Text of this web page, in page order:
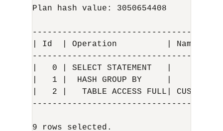
Plan hash value: 3050654408
| Id  | Operation          | Name
|   0 | SELECT STATEMENT   |
|   1 |  HASH GROUP BY     |
|   2 |   TABLE ACCESS FULL|